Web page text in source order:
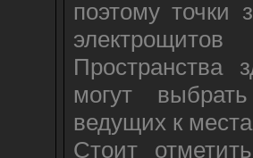
поэтому точки
Пространства
могут
ведущих к
Стоит